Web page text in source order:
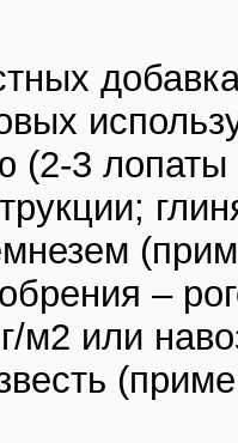
(2-3
–
м2 или